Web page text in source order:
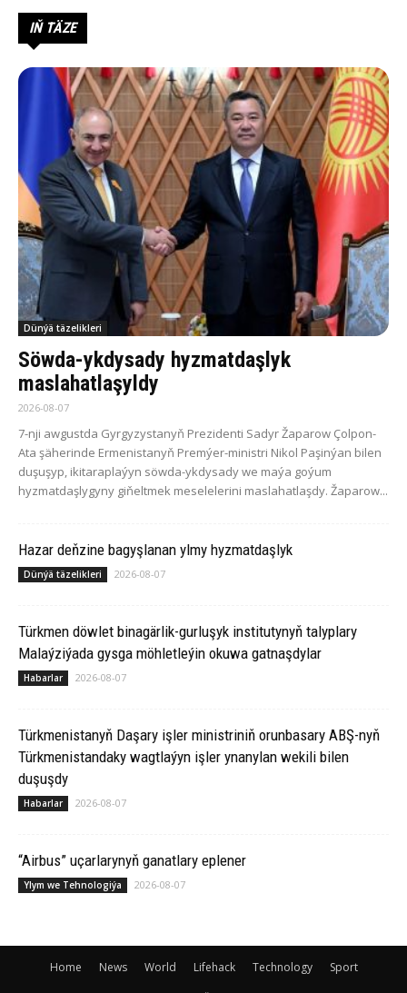
IŇ TÄZE
Dünýä täzelikleri
Söwda-ykdysady hyzmatdaşlyk
maslahatlaşyldy
2026-08-07
7-nji awgustda Gyrgyzystanyň Prezidenti Sadyr Žaparow Çolpon-
Ata şäherinde Ermenistanyň Premýer-ministri Nikol Paşinýan bilen
duşuşyp, ikitaraplaýyn söwda-ykdysady we maýa goýum
hyzmatdaşlygyny giňeltmek meselelerini maslahatlaşdy. Žaparow...
Hazar deňzine bagyşlanan ylmy hyzmatdaşlyk
Dünýä täzelikleri 2026-08-07
Türkmen döwlet binagärlik-gurluşyk institutynyň talyplary
Malaýziýada gysga möhletleýin okuwa gatnaşdylar
Habarlar 2026-08-07
Türkmenistanyň Daşary işler ministriniň orunbasary ABŞ-nyň
Türkmenistandaky wagtlaýyn işler ynanylan wekili bilen
duşuşdy
Habarlar 2026-08-07
“Airbus” uçarlarynyň ganatlary eplener
Ylym we Tehnologiýa 2026-08-07
Home News World Lifehack Technology Sport